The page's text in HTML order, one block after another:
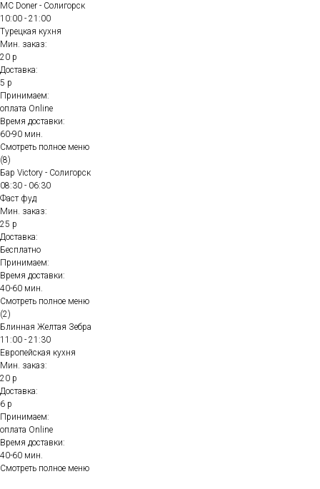
MC Doner - Солигорск
10:00 - 21:00
Турецкая кухня
Мин. заказ:
20 р
Доставка:
5 р
Принимаем:
оплата Online
Время доставки:
60-90 мин.
Смотреть полное меню
(8)
Бар Victory - Солигорск
08:30 - 06:30
Фаст фуд
Мин. заказ:
25 р
Доставка:
Бесплатно
Принимаем:
Время доставки:
40-60 мин.
Смотреть полное меню
(2)
Блинная Желтая Зебра
11:00 - 21:30
Европейская кухня
Мин. заказ:
20 р
Доставка:
6 р
Принимаем:
оплата Online
Время доставки:
40-60 мин.
Смотреть полное меню